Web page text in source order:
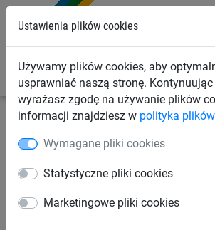
Ustawienia plików cookies
Używamy plików cookies, aby
usprawniać naszą stronę.
wyrażasz zgodę na używanie plików
informacji znajdziesz w polityka
Wymagane pliki cookies
Statystyczne pliki cookies
Marketingowe pliki cookies
tenisa dla dzieci
Siatka tenisowa dla
PE (0,70 × 3 m)